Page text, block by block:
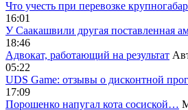
Что учесть при перевозке
16:01
У Саакашвили другая поставленная
18:46
Адвокат, работающий на результат
05:22
UDS Game: отзывы о дисконтной
17:09
Порошенко напугал кота сосиской…